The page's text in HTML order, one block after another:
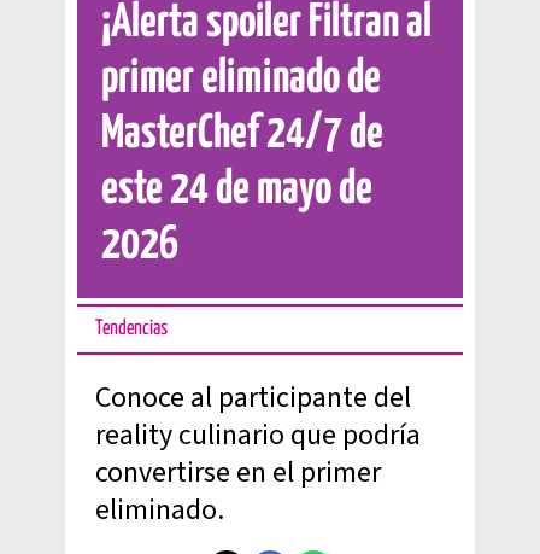
¡Alerta spoiler Filtran al
primer eliminado de
MasterChef 24/7 de
este 24 de mayo de
2026
Tendencias
Conoce al participante del
reality culinario que podría
convertirse en el primer
eliminado.